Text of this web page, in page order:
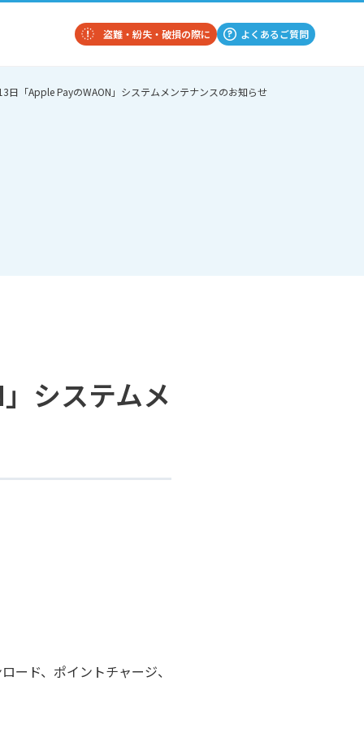
盗難・紛失・破損の際に よくあるご質問
日「Apple PayのWAON」システムメンテナンスのお知らせ
システムメ
ード、ポイントチャージ、